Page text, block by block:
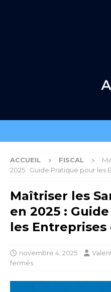
ACCUEIL FISCAL
2025 : Guide Pratique pour les
Maîtriser les
en 2025 :
les
novembre 4, 2025
fermés